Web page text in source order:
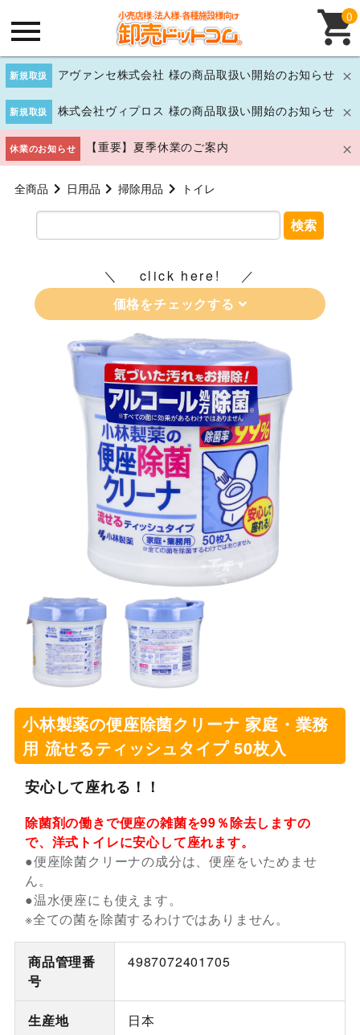
新規取扱 アヴァンセ株式会社 様の商品取扱い開始のお知らせ
新規取扱 株式会社ヴィプロス 様の商品取扱い開始のお知らせ
休業のお知らせ 【重要】夏季休業のご案内
0
全商品 日用品 掃除用品 トイレ
検索
click here!
価格をチェックする
小林製薬の便座除菌クリーナ 家庭・業務
用 流せるティッシュタイプ 50枚入
安心して座れる！！
除菌剤の働きで便座の雑菌を99％除去しますの
で、洋式トイレに安心して座れます。
●便座除菌クリーナの成分は、便座をいためませ
ん。
●温水便座にも使えます。
※全ての菌を除菌するわけではありません。
商品管理番
号
4987072401705
生産地 日本